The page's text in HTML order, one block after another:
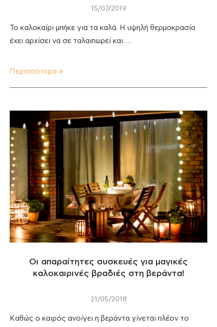
15/07/2019
Το καλοκαίρι μπήκε για τα καλά. Η υψηλή θερμοκρασία
έχει αρχίσει να σε ταλαιπωρεί και …
Περισσότερα
Οι απαραίτητες συσκευές για μαγικές
καλοκαιρινές βραδιές στη βεράντα!
21/05/2018
Καθώς ο καιρός ανοίγει η βεράντα γίνεται πλέον το